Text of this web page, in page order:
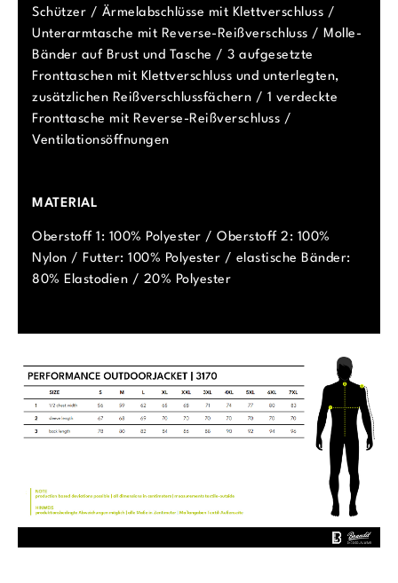
Schützer / Ärmelabschlüsse mit Klettverschluss /
Unterarmtasche mit Reverse-Reißverschluss / Molle-
Bänder auf Brust und Tasche / 3 aufgesetzte
Fronttaschen mit Klettverschluss und unterlegten,
zusätzlichen Reißverschlussfächern / 1 verdeckte
Fronttasche mit Reverse-Reißverschluss /
Ventilationsöffnungen
MATERIAL
Oberstoff 1: 100% Polyester / Oberstoff 2: 100%
Nylon / Futter: 100% Polyester / elastische Bänder:
80% Elastodien / 20% Polyester